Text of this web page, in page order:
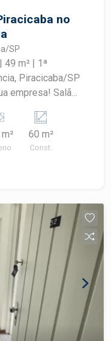
no
SP
| 1ª
Piracicaba/SP
empresa! Salão
metros da
principais
ótima
Ideal para
traga sua
mais
60 m²
Const.